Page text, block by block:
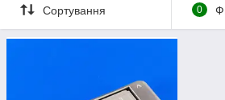
Сортування 0